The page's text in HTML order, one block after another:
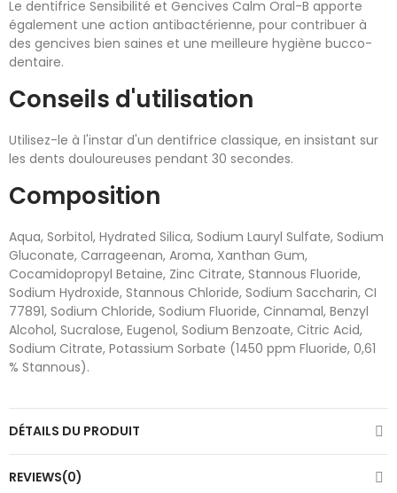
Le dentifrice Sensibilité et Gencives Calm Oral-B apporte
également une action antibactérienne, pour contribuer à
des gencives bien saines et une meilleure hygiène bucco-
dentaire.
Conseils d'utilisation
Utilisez-le à l'instar d'un dentifrice classique, en insistant sur
les dents douloureuses pendant 30 secondes.
Composition
Aqua, Sorbitol, Hydrated Silica, Sodium Lauryl Sulfate, Sodium
Gluconate, Carrageenan, Aroma, Xanthan Gum,
Cocamidopropyl Betaine, Zinc Citrate, Stannous Fluoride,
Sodium Hydroxide, Stannous Chloride, Sodium Saccharin, CI
77891, Sodium Chloride, Sodium Fluoride, Cinnamal, Benzyl
Alcohol, Sucralose, Eugenol, Sodium Benzoate, Citric Acid,
Sodium Citrate, Potassium Sorbate (1450 ppm Fluoride, 0,61
% Stannous).
DÉTAILS DU PRODUIT
REVIEWS(0)